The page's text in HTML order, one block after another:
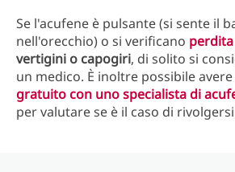
Se l'acufene è pulsante (si sente il
nell'orecchio) o si verificano
vertigini o capogiri, di solito si
un medico. È inoltre possibile
gratuito con uno specialista di
per valutare se è il caso di